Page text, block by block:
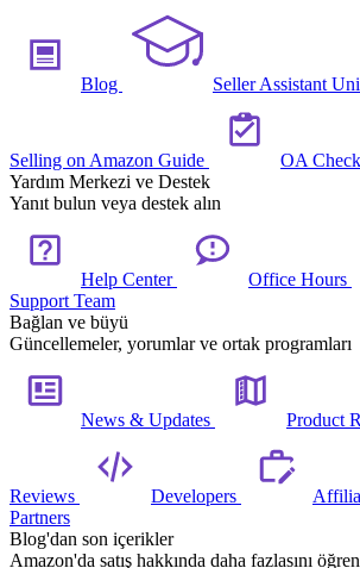
Blog Seller Assistant
Selling on Amazon Guide
OA
Yardım Merkezi ve Destek
Yanıt bulun veya destek alın
Help Center Office Hours
Support Team
Bağlan ve büyü
Güncellemeler, yorumlar ve ortak programları
News & Updates Product
Reviews Developers
Partners
Blog'dan son içerikler
Amazon'da satış hakkında daha fazlasını